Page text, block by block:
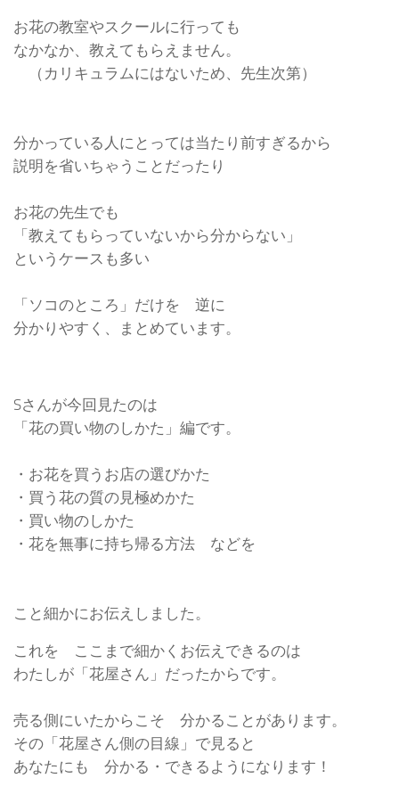
お花の教室やスクールに行っても
なかなか、教えてもらえません。
（カリキュラムにはないため、先生次第）
分かっている人にとっては当たり前すぎるから
説明を省いちゃうことだったり
お花の先生でも
「教えてもらっていないから分からない」
というケースも多い
「ソコのところ」だけを 逆に
分かりやすく、まとめています。
Sさんが今回見たのは
「花の買い物のしかた」編です。
・お花を買うお店の選びかた
・買う花の質の見極めかた
・買い物のしかた
・花を無事に持ち帰る方法 などを
こと細かにお伝えしました。
これを ここまで細かくお伝えできるのは
わたしが「花屋さん」だったからです。
売る側にいたからこそ 分かることがあります。
その「花屋さん側の目線」で見ると
あなたにも 分かる・できるようになります！